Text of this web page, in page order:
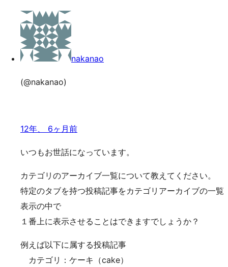
nakanao
(@nakanao)
12年、 6ヶ月前
いつもお世話になっています。
カテゴリのアーカイブ一覧について教えてください。
特定のタブを持つ投稿記事をカテゴリアーカイブの一覧
表示の中で
１番上に表示させることはできますでしょうか？
例えば以下に属する投稿記事
カテゴリ：ケーキ（cake）